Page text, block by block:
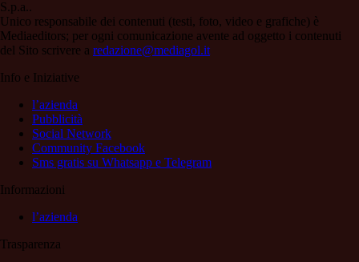
S.p.a..
Unico responsabile dei contenuti (testi, foto, video e grafiche) è
Mediaeditors; per ogni comunicazione avente ad oggetto i contenuti
del Sito scrivere a redazione@mediagol.it
Info e Iniziative
l’azienda
Pubblicità
Social Network
Community Facebook
Sms gratis su Whatsapp e Telegram
Informazioni
l’azienda
Trasparenza